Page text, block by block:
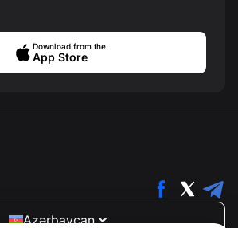
Download from the
App Store
Azərbaycan